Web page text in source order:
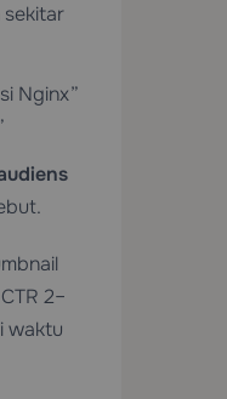
Nginx”
2–
waktu